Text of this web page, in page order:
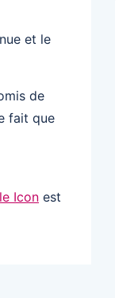
et le
de
fait que
Icon est